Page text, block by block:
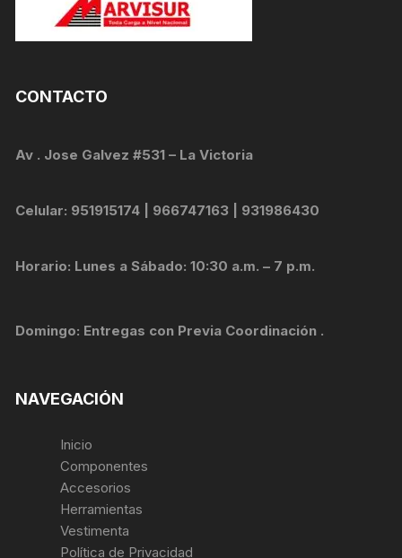
CONTACTO
Av . Jose Galvez #531 – La Victoria
Celular: 951915174 | 966747163 | 931986430
Horario: Lunes a Sábado: 10:30 a.m. – 7 p.m.
Domingo: Entregas con Previa Coordinación .
NAVEGACIÓN
Inicio
Componentes
Accesorios
Herramientas
Vestimenta
Política de Privacidad